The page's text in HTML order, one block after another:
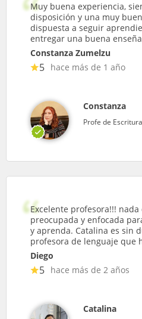
Muy buena experiencia,
disposición y una muy
dispuesta a seguir
entregar una buena
Constanza Zumelzu
5 hace más de 1 año
Constanza
Profe de Escritura
Excelente profesora!!!
preocupada y enfocada
y aprenda. Catalina es sin
profesora de lenguaje que
Diego
5 hace más de 2 años
Catalina